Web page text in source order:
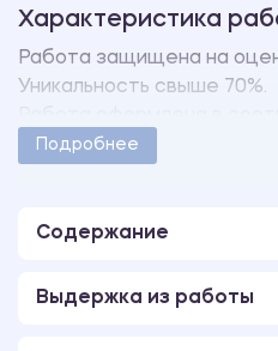
Характеристика
Работа защищена на
Уникальность свыше 70%.
методическими
Подробнее
Содержание
Выдержка из работы